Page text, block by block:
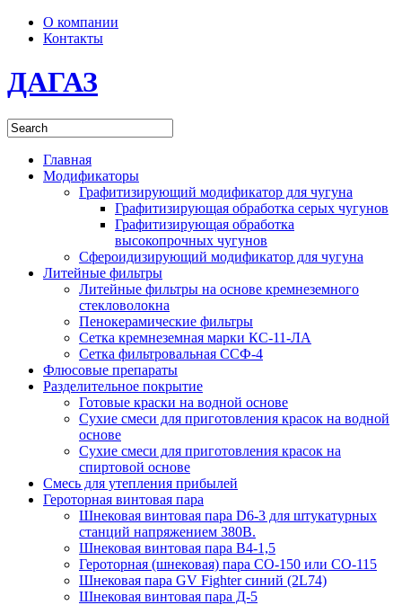
О компании
Контакты
ДАГАЗ
Главная
Модификаторы
Графитизирующий модификатор для чугуна
Графитизирующая обработка серых чугунов
Графитизирующая обработка
высокопрочных чугунов
Сфероидизирующий модификатор для чугуна
Литейные фильтры
Литейные фильтры на основе кремнеземного
стекловолокна
Пенокерамические фильтры
Сетка кремнеземная марки КС-11-ЛА
Сетка фильтровальная ССФ-4
Флюсовые препараты
Разделительное покрытие
Готовые краски на водной основе
Сухие смеси для приготовления красок на водной
основе
Сухие смеси для приготовления красок на
спиртовой основе
Смесь для утепления прибылей
Героторная винтовая пара
Шнековая винтовая пара D6-3 для штукатурных
станций напряжением 380В.
Шнековая винтовая пара В4-1,5
Героторная (шнековая) пара СО-150 или СО-115
Шнековая пара GV Fighter синий (2L74)
Шнековая винтовая пара Д-5